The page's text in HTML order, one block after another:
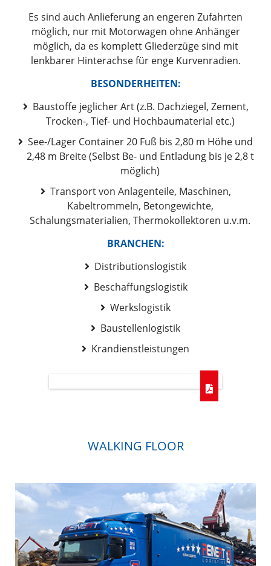
Es sind auch Anlieferung an engeren Zufahrten
möglich, nur mit Motorwagen ohne Anhänger
möglich, da es komplett Gliederzüge sind mit
lenkbarer Hinterachse für enge Kurvenradien.
BESONDERHEITEN:
Baustoffe jeglicher Art (z.B. Dachziegel, Zement,
Trocken-, Tief- und Hochbaumaterial etc.)
See-/Lager Container 20 Fuß bis 2,80 m Höhe und
2,48 m Breite (Selbst Be- und Entladung bis je 2,8 t
möglich)
Transport von Anlagenteile, Maschinen,
Kabeltrommeln, Betongewichte,
Schalungsmaterialien, Thermokollektoren u.v.m.
BRANCHEN:
Distributionslogistik
Beschaffungslogistik
Werkslogistik
Baustellenlogistik
Krandienstleistungen
WALKING FLOOR